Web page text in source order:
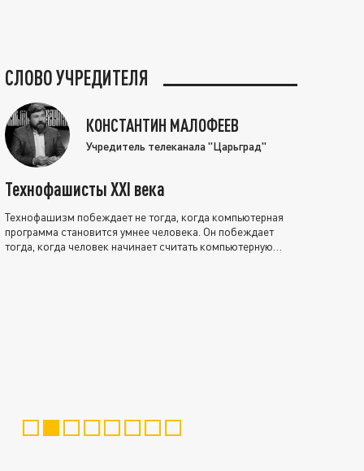
СЛОВО УЧРЕДИТЕЛЯ
КОНСТАНТИН МАЛОФЕЕВ
Учредитель телеканала "Царьград"
Технофашисты XXI века
Технофашизм побеждает не тогда, когда компьютерная
программа становится умнее человека. Он побеждает
тогда, когда человек начинает считать компьютерную